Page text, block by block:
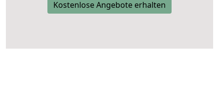
Kostenlose Angebote erhalten